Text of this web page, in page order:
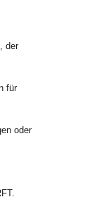
der
für
oder